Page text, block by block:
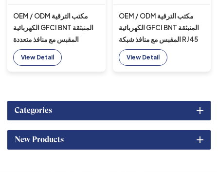
OEM / ODM مكتب الترقية
الكهربائية GFCI BNT المنبثقة
المقبس مع منافذ متعددة
الوظائف
View Detail
OEM / ODM مكتب الترقية
الكهربائية GFCI BNT المنبثقة
المقبس مع منافذ شبكة RJ45
View Detail
Categories
New Products